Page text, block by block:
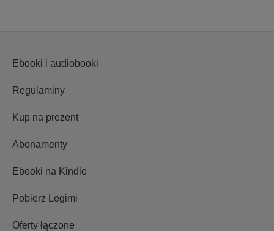
Ebooki i audiobooki
Regulaminy
Kup na prezent
Abonamenty
Ebooki na Kindle
Pobierz Legimi
Oferty łączone